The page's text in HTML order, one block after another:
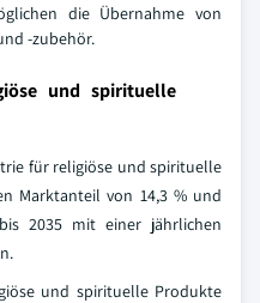
die Übernahme von
-zubehör.
und spirituelle
für religiöse und spirituelle
Marktanteil von 14,3 % und
2035 mit einer jährlichen
und spirituelle Produkte